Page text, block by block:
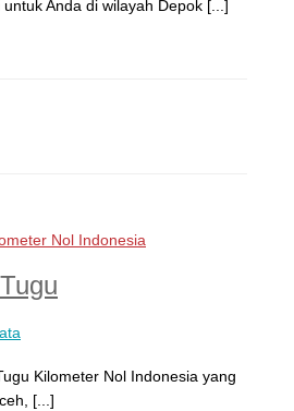
Anda di wilayah Depok [...]
Kilometer Nol Indonesia yang
[...]